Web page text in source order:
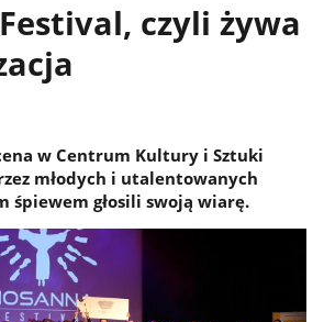
czyli żywa
w Centrum Kultury i Sztuki
młodych i utalentowanych
śpiewem głosili swoją wiarę.